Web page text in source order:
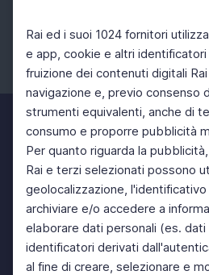
Rai ed i suoi 1024 fornitori
e app, cookie e altri
fruizione dei contenuti digitali
navigazione e, previo consenso
strumenti equivalenti, anche di
consumo e proporre pubblicità
Per quanto riguarda la
Rai e terzi selezionati possono
geolocalizzazione,
archiviare e/o accedere a
elaborare dati personali (es. dati
identificatori derivati
al fine di creare, selezionare e
Facebook Instagram